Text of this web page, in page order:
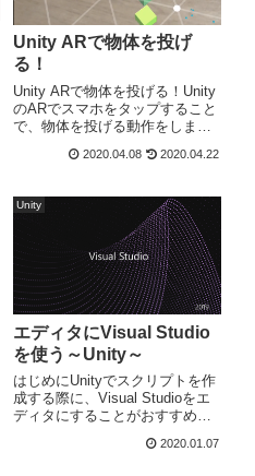
Unity ARで物体を投げ
る！
Unity ARで物体を投げる！Unity
のARでスマホをタップすること
で、物体を投げる動作をしま
とでスマホをタップすること
ることができます。namespace
GoogleARC...
2020.04.08 2020.04.22
Unity
エディタにVisual Studio
を使う～Unity～
はじめにUnityでスクリプトを作
成する際に、Visual Studioをエ
ディタにすることがおすすめで
で、コードが書きやすくデバッ
2020.01.07